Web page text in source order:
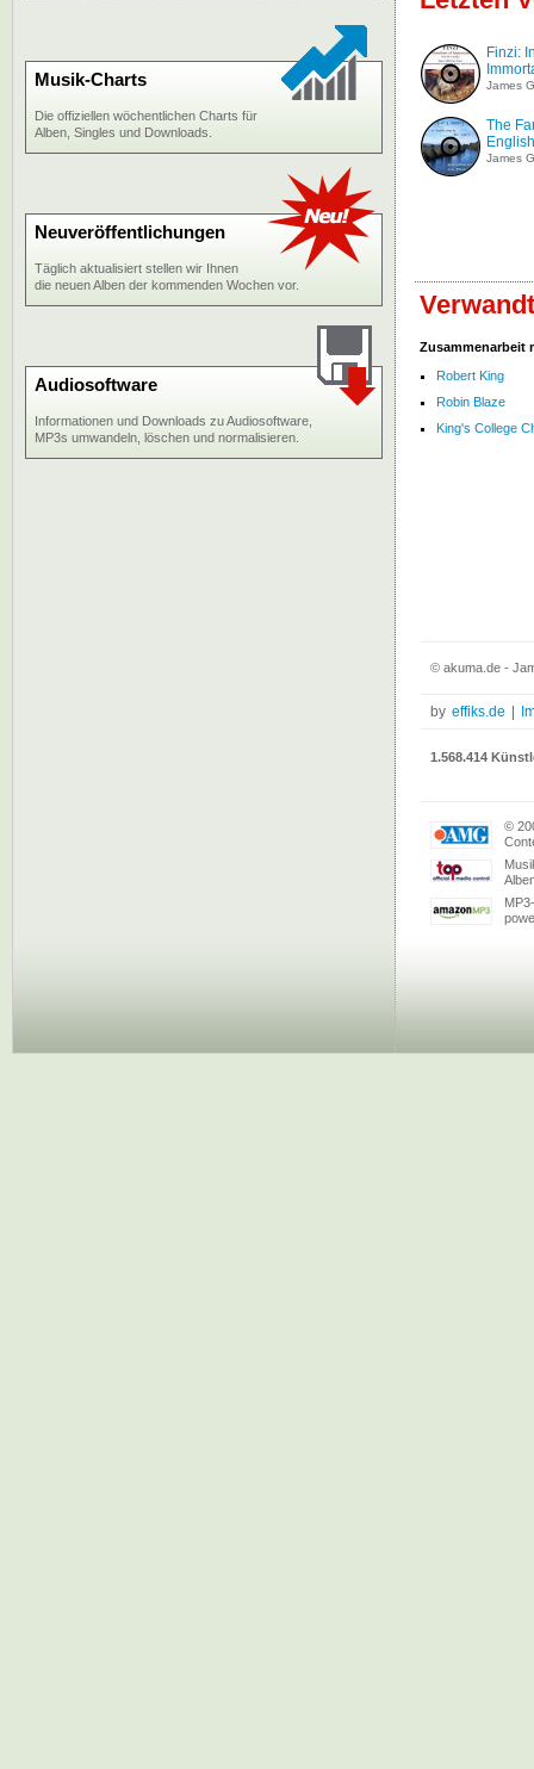
Finzi:
James
The
James
Zusammenarbeit
Robert King
Robin Blaze
King's College
Musik-Charts
Die offiziellen wöchentlichen Charts für
Alben, Singles und Downloads.
Neuveröffentlichungen
Täglich aktualisiert stellen wir Ihnen
die neuen Alben der kommenden Wochen vor.
Audiosoftware
Informationen und Downloads zu Audiosoftware,
MP3s umwandeln, löschen und normalisieren.
© akuma.de -
by effiks.de
1.568.414
©